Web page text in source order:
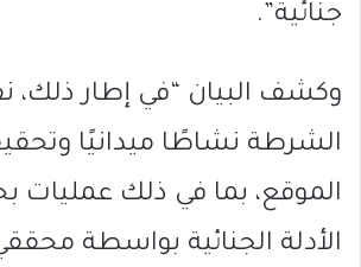
جنائية”.
وكشف البيان “في إطار ذلك،
الشرطة نشاطًا ميدانيًا
الموقع، بما في ذلك عمليات
الأدلة الجنائية بواسطة